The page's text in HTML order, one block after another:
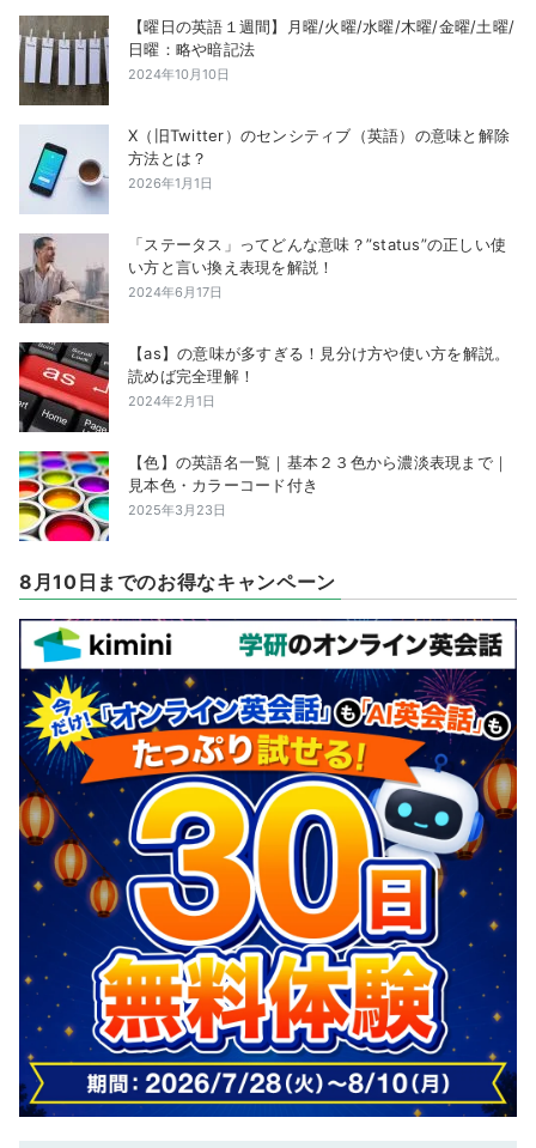
【曜日の英語１週間】月曜/火曜/水曜/木曜/金曜/土曜/
日曜：略や暗記法
2024年10月10日
X（旧Twitter）のセンシティブ（英語）の意味と解除
方法とは？
2026年1月1日
「ステータス」ってどんな意味？”status”の正しい使
い方と言い換え表現を解説！
2024年6月17日
【as】の意味が多すぎる！見分け方や使い方を解説。
読めば完全理解！
2024年2月1日
【色】の英語名一覧｜基本２３色から濃淡表現まで｜
見本色・カラーコード付き
2025年3月23日
8月10日までのお得なキャンペーン